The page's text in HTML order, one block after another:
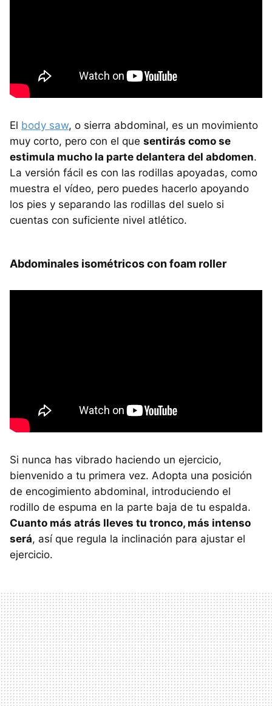
El body saw, o sierra abdominal, es un movimiento
muy corto, pero con el que sentirás como se
estimula mucho la parte delantera del abdomen.
La versión fácil es con las rodillas apoyadas, como
muestra el vídeo, pero puedes hacerlo apoyando
los pies y separando las rodillas del suelo si
cuentas con suficiente nivel atlético.
Abdominales isométricos con foam roller
Si nunca has vibrado haciendo un ejercicio,
bienvenido a tu primera vez. Adopta una posición
de encogimiento abdominal, introduciendo el
rodillo de espuma en la parte baja de tu espalda.
Cuanto más atrás lleves tu tronco, más intenso
será, así que regula la inclinación para ajustar el
ejercicio.